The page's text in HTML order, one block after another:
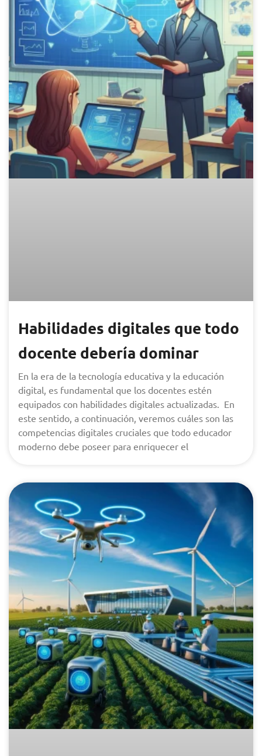
Habilidades digitales que todo
docente debería dominar
En la era de la tecnología educativa y la educación
digital, es fundamental que los docentes estén
equipados con habilidades digitales actualizadas. En
este sentido, a continuación, veremos cuáles son las
competencias digitales cruciales que todo educador
moderno debe poseer para enriquecer el